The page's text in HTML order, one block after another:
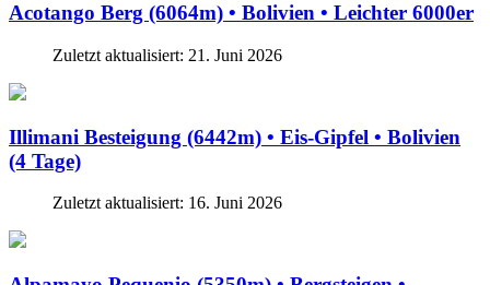
Acotango Berg (6064m) • Bolivien • Leichter 6000er
Zuletzt aktualisiert: 21. Juni 2026
Illimani Besteigung (6442m) • Eis-Gipfel • Bolivien
(4 Tage)
Zuletzt aktualisiert: 16. Juni 2026